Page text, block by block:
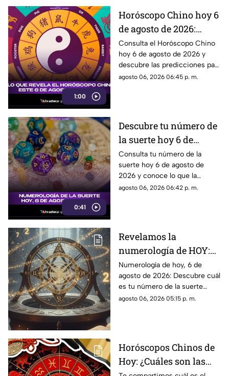
1:00
Horóscopo Chino hoy 6
de agosto de 2026:
predicciones para cada
signo del zodiaco chino
Consulta el Horóscopo Chino
hoy 6 de agosto de 2026 y
descubre las predicciones para
el amor, dinero, salud y trabajo.
agosto 06, 2026 06:45 p. m.
0:41
Descubre tu número de
la suerte hoy 6 de
agosto de 2026 según la
numerología y su
significado
Consulta tu número de la
suerte hoy 6 de agosto de
2026 y conoce lo que la
numerología revela para este
agosto 06, 2026 06:42 p. m.
Revelamos la
numerología de HOY:
Conoce el número de la
suerte de este jueves 6
de agosto de 2026, para
cada signo del zodiaco
Numerología de hoy, 6 de
agosto de 2026: Descubre cuál
es tu número de la suerte
según tu signo zodiacal.
agosto 06, 2026 05:15 p. m.
Horóscopos Chinos de
Hoy: ¿Cuáles son las